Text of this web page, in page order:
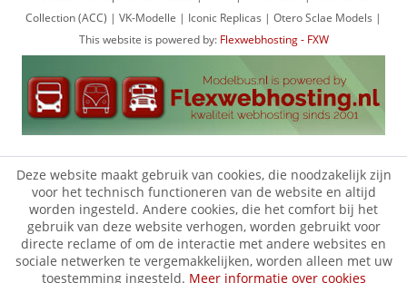
Collection (ACC) | VK-Modelle | Iconic Replicas | Otero Sclae Models |
This website is powered by: Flexwebhosting - FXW
Deze website maakt gebruik van cookies, die noodzakelijk zijn
voor het technisch functioneren van de website en altijd
worden ingesteld. Andere cookies, die het comfort bij het
gebruik van deze website verhogen, worden gebruikt voor
directe reclame of om de interactie met andere websites en
sociale netwerken te vergemakkelijken, worden alleen met uw
toestemming ingesteld. Meer informatie over cookies